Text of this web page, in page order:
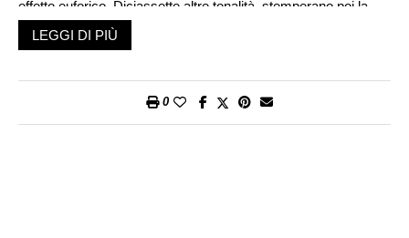
effetto euforico. Diciassette altre tonalità, stemperano poi la
sferzata emotiva iniziale, componendo una polifonia
movimentata dalle ondate di piombo. Mi sintonizzo sui percorsi
un arco. Catturo delle lettere, decifro parole, ma il versetto
LEGGI DI PIÙ
0